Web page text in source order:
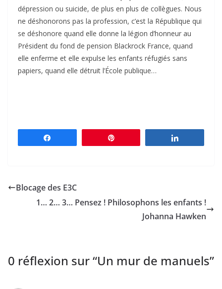
dépression ou suicide, de plus en plus de collègues. Nous
ne déshonorons pas la profession, c’est la République qui
se déshonore quand elle donne la légion d’honneur au
Président du fond de pension Blackrock France, quand
elle enferme et elle expulse les enfants réfugiés sans
papiers, quand elle détruit l’École publique…
Blocage des E3C
1… 2… 3… Pensez ! Philosophons les enfants !
Johanna Hawken
0 réflexion sur “Un mur de manuels”